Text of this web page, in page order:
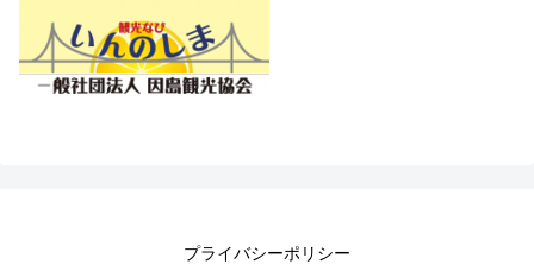
プライバシーポリシー